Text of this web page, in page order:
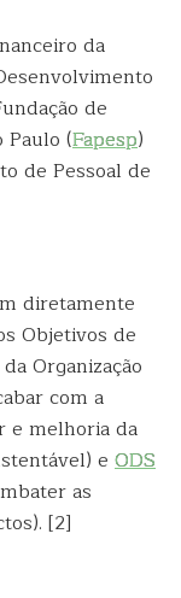
da
de
Paulo (Fapesp)
de Pessoal de
diretamente
Objetivos de
Organização
com a
e melhoria da
e ODS
as
[2]